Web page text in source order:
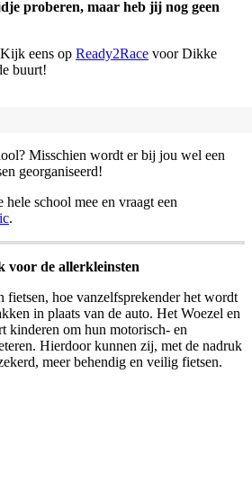
proberen, maar heb jij nog geen
eens op Ready2Race voor Dikke
buurt!
Misschien wordt er bij jou wel een
georganiseerd!
school mee en vraagt een
.
voor de allerkleinsten
fietsen, hoe vanzelfsprekender het wordt
in plaats van de auto. Het Woezel en
kinderen om hun motorisch- en
Hierdoor kunnen zij, met de nadruk
meer behendig en veilig fietsen.